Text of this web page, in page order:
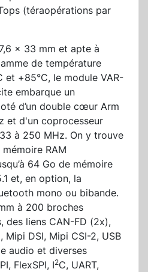
(téraopérations par
x 33 mm et apte à
de température
et +85°C, le module VAR-
embarque un
d’un double cœur Arm
et d'un coprocesseur
à 250 MHz. On y trouve
mémoire RAM
64 Go de mémoire
et, en option, la
mono ou bibande.
à 200 broches
des liens CAN-FD (2x),
DSI, Mipi CSI-2, USB
audio et diverses
FlexSPI, I2C, UART,